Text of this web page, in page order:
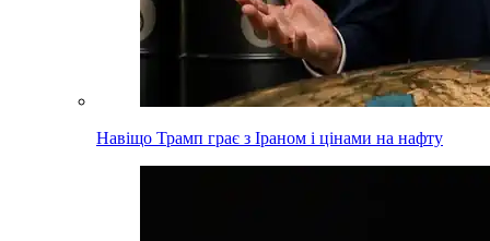
Навіщо Трамп грає з Іраном і цінами на нафту